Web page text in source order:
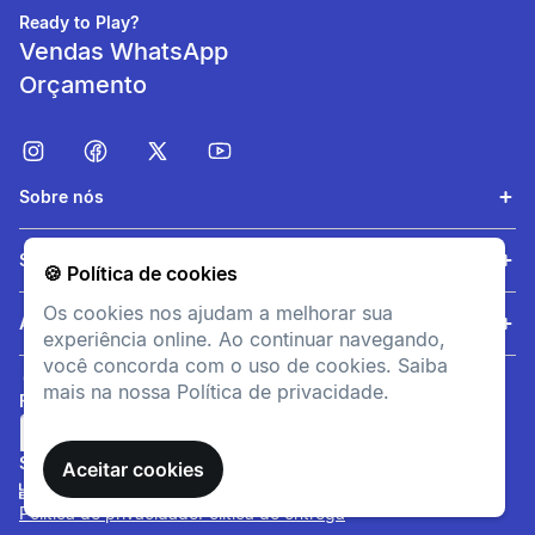
🍪 Política de cookies
Os cookies nos ajudam a melhorar sua
experiência online. Ao continuar navegando,
você concorda com o uso de cookies. Saiba
mais na nossa Política de privacidade.
Aceitar cookies
Volume: 38 L | Dimensões:
60 x 60 x 10,5 cm
Ready to Play?
Vendas WhatsApp
Orçamento
Sobre nós
Serviços
Ajuda
FORMAS DE PAGAMENTO
SITE SEGURO
Política de privacidadePolítica de entrega